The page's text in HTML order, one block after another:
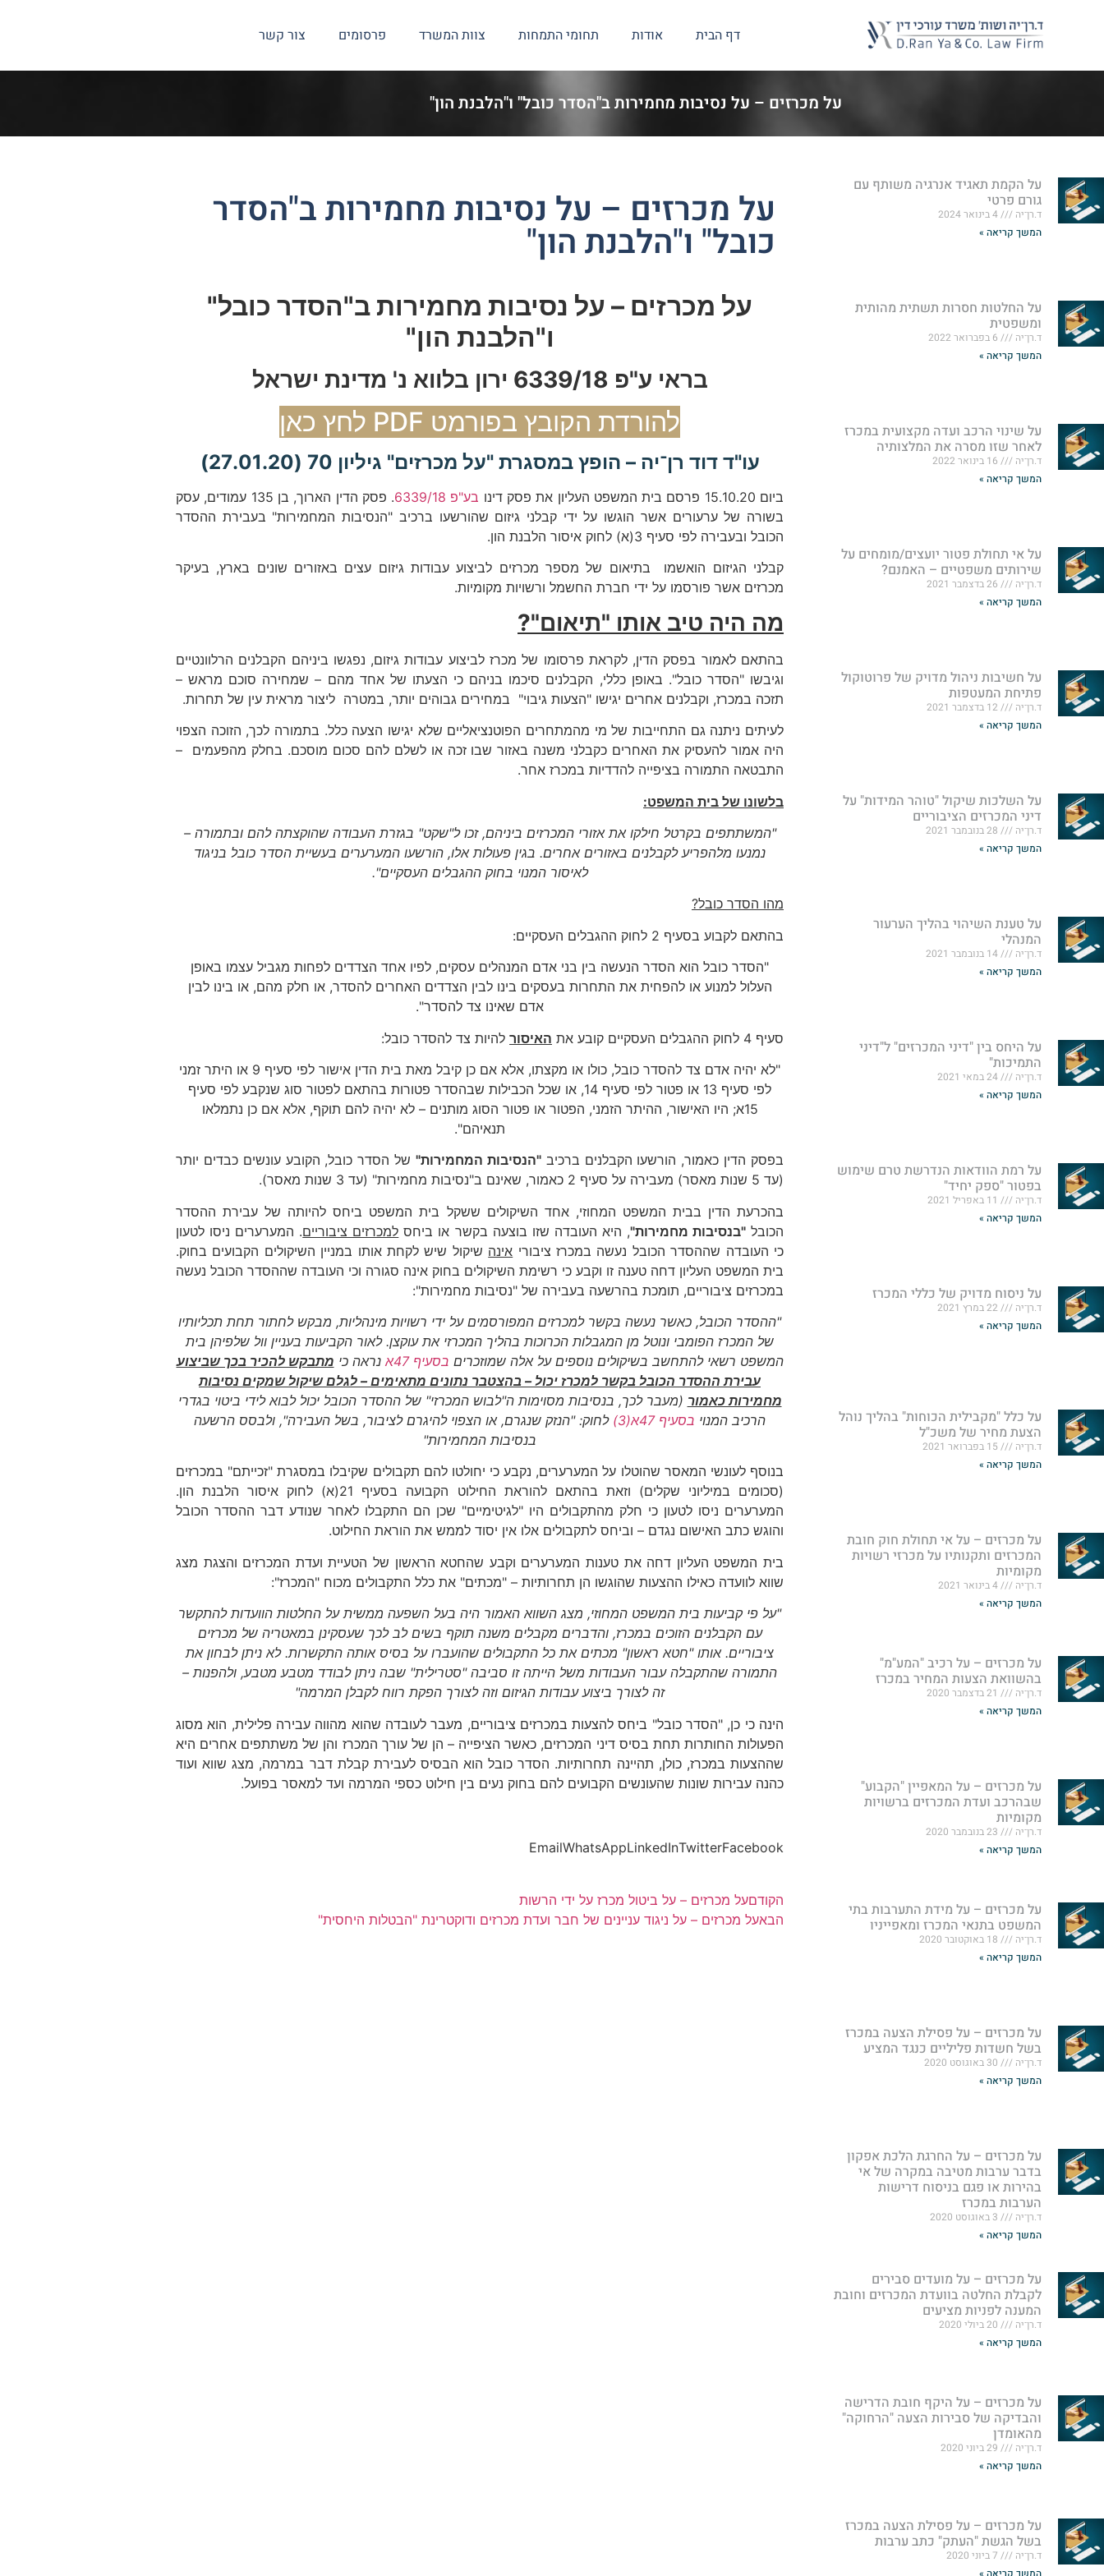
דף הבית אודות תחומי התמחות צוות המשרד פרסומים צור קשר
על מכרזים – על נסיבות מחמירות ב"הסדר כובל" ו"הלבנת הון"
על הקמת תאגיד אנרגיה משותף עם
גורם פרטי
ד.רן־יה
4 בינואר 2024
המשך קריאה »
על החלטות חסרות תשתית מהותית
ומשפטית
ד.רן־יה
המשך קריאה »
על שינוי הרכב ועדה מקצועית במכרז
לאחר שזו מסרה את המלצותיה
ד.רן־יה
המשך קריאה »
על אי תחולת פטור יועצים/מומחים על
שירותים משפטיים – האמנם?
ד.רן־יה
המשך קריאה »
על חשיבות ניהול מדויק של פרוטוקול
פתיחת המעטפות
ד.רן־יה
המשך קריאה »
על השלכות שיקול "טוהר המידות" על
דיני המכרזים הציבוריים
ד.רן־יה
המשך קריאה »
על טענת השיהוי בהליך הערעור
המנהלי
ד.רן־יה
14 בנובמבר 2021
המשך קריאה »
על היחס בין "דיני המכרזים" ל"דיני
התמיכות"
ד.רן־יה
24 במאי 2021
המשך קריאה »
על רמת הוודאות הנדרשת טרם שימוש
בפטור "ספק יחיד"
ד.רן־יה
המשך קריאה »
על ניסוח מדויק של כללי המכרז
ד.רן־יה
המשך קריאה »
על כלל "מקבילית הכוחות" בהליך נוהל
הצעת מחיר של משכ"ל
ד.רן־יה
המשך קריאה »
על מכרזים – על אי תחולת חוק חובת
המכרזים ותקנותיו על מכרזי רשויות
מקומיות
ד.רן־יה
4 בינואר 2021
המשך קריאה »
על מכרזים – על רכיב "המע"מ"
בהשוואת הצעות המחיר במכרז
ד.רן־יה
המשך קריאה »
על מכרזים – על המאפיין "הקבוע"
שבהרכב ועדת המכרזים ברשויות
מקומיות
ד.רן־יה
המשך קריאה »
על מכרזים – על מידת התערבות בתי
המשפט בתנאי המכרז ומאפייניו
ד.רן־יה
המשך קריאה »
על מכרזים – על פסילת הצעה במכרז
בשל חשדות פליליים כנגד המציע
ד.רן־יה
המשך קריאה »
על מכרזים – על החרגת הלכת אפקון
בדבר ערבות מטיבה במקרה של אי
בהירות או פגם בניסוח דרישות
הערבות במכרז
ד.רן־יה
המשך קריאה »
על מכרזים – על מועדים סבירים
לקבלת החלטה בוועדת המכרזים וחובת
המענה לפניות מציעים
ד.רן־יה
המשך קריאה »
על מכרזים – על היקף חובת הדרישה
והבדיקה של סבירות הצעה "הרחוקה"
מהאומדן
ד.רן־יה
המשך קריאה »
על מכרזים – על פסילת הצעה במכרז
בשל הגשת "העתק" כתב ערבות
ד.רן־יה
על מכרזים – על נסיבות מחמירות ב"הסדר
כובל" ו"הלבנת הון"
על מכרזים – על נסיבות מחמירות ב"הסדר כובל"
ו"הלבנת הון"
בראי ע"פ 6339/18 ירון בלווא נ' מדינת ישראל
להורדת הקובץ בפורמט PDF לחץ כאן
עו"ד דוד רן־יה – הופץ במסגרת "על מכרזים" גיליון 70 (27.01.20)
ביום 15.10.20 פרסם בית המשפט העליון את פסק דינו בע"פ 6339/18
. פסק הדין הארוך, בן 135 עמודים, עסק
בשורה של ערעורים אשר הוגשו על ידי קבלני גיזום שהורשעו ברכיב "הנסיבות המחמירות" בעבירת ההסדר
הכובל ובעבירה לפי סעיף 3(א) לחוק איסור הלבנת הון.
קבלני הגיזום הואשמו בתיאום של מספר מכרזים לביצוע עבודות גיזום עצים באזורים שונים בארץ, בעיקר
מכרזים אשר פורסמו על ידי חברת החשמל ורשויות מקומיות.
מה היה טיב אותו "תיאום"?
בהתאם לאמור בפסק הדין, לקראת פרסומו של מכרז לביצוע עבודות גיזום, נפגשו ביניהם הקבלנים הרלוונטיים
וגיבשו "הסדר כובל". באופן כללי, הקבלנים סיכמו בניהם כי הצעתו של אחד מהם – שמחירה סוכם מראש –
תזכה במכרז, וקבלנים אחרים יגישו "הצעות גיבוי" במחירים גבוהים יותר, במטרה ליצור מראית עין של תחרות.
לעיתים ניתנה גם התחייבות של מי מהמתחרים הפוטנציאליים שלא יגישו הצעה כלל. בתמורה לכך, הזוכה הצפוי
היה אמור להעסיק את האחרים כקבלני משנה באזור שבו זכה או לשלם להם סכום מוסכם. בחלק מהפעמים –
התבטאה התמורה בציפייה להדדיות במכרז אחר.
בלשונו של בית המשפט:
"המשתתפים בקרטל חילקו את אזורי המכרזים ביניהם, זכו ל"שקט" בגזרת העבודה שהוקצתה להם ובתמורה –
נמנעו מלהפריע לקבלנים באזורים אחרים. בגין פעולות אלו, הורשעו המערערים בעשיית הסדר כובל בניגוד
לאיסור המנוי בחוק ההגבלים העסקיים".
מהו הסדר כובל?
בהתאם לקבוע בסעיף 2 לחוק ההגבלים העסקיים:
"הסדר כובל הוא הסדר הנעשה בין בני אדם המנהלים עסקים, לפיו אחד הצדדים לפחות מגביל עצמו באופן
העלול למנוע או להפחית את התחרות בעסקים בינו לבין הצדדים האחרים להסדר, או חלק מהם, או בינו לבין
אדם שאינו צד להסדר".
סעיף 4 לחוק ההגבלים העסקיים קובע את
האיסורלהיות צד להסדר כובל:
"לא יהיה אדם צד להסדר כובל, כולו או מקצתו, אלא אם כן קיבל מאת בית הדין אישור לפי סעיף 9 או היתר זמני
לפי סעיף 13 או פטור לפי סעיף 14, או שכל הכבילות שבהסדר פטורות בהתאם לפטור סוג שנקבע לפי סעיף
15א; היו האישור, ההיתר הזמני, הפטור או פטור הסוג מותנים – לא יהיה להם תוקף, אלא אם כן נתמלאו
תנאיהם".
בפסק הדין כאמור, הורשעו הקבלנים ברכיב"הנסיבות המחמירות"של הסדר כובל, הקובע עונשים כבדים יותר
(עד 5 שנות מאסר) מעבירה על סעיף 2 כאמור, שאינם ב"נסיבות מחמירות" (עד 3 שנות מאסר).
בהכרעת הדין בבית המשפט המחוזי, אחד השיקולים ששקל בית המשפט ביחס להיותה של עבירת ההסדר
הכובל"בנסיבות מחמירות", היא העובדה שזו בוצעה בקשר או ביחס למכרזים ציבוריים. המערערים ניסו לטעון
כי העובדה שההסדר הכובל נעשה במכרז ציבורי אינה שיקול שיש לקחת אותו במניין השיקולים הקבועים בחוק.
בית המשפט העליון דחה טענה זו וקבע כי רשימת השיקולים בחוק אינה סגורה וכי העובדה שההסדר הכובל נעשה
במכרזים ציבוריים, תומכת בהרשעה בעבירה של "נסיבות מחמירות":
"ההסדר הכובל, כאשר נעשה בקשר למכרזים המפורסמים על ידי רשויות מינהליות, מבקש לחתור תחת תכליותיו
של המכרז הפומבי ונוטל מן המגבלות הכרוכות בהליך המכרזי את עוקצן. לאור הקביעות בעניין וול שלפיהן בית
המשפט רשאי להתחשב בשיקולים נוספים על אלה שמוזכרים בסעיף 47א נראה כי מתבקש להכיר בכך שביצוע
עבירת ההסדר הכובל בקשר למכרז יכול – בהצטבר נתונים מתאימים – לגלם שיקול שמקים נסיבות
מחמירות כאמור (מעבר לכך, בנסיבות מסוימות ה"לבוש המכרזי" של ההסדר הכובל יכול לבוא לידי ביטוי בגדרי
הרכיב המנוי בסעיף 47א(3)
לחוק: "הנזק שנגרם, או הצפוי להיגרם לציבור, בשל העבירה", ולבסס הרשעה
בנסיבות המחמירות"
בנוסף לעונשי המאסר שהוטלו על המערערים, נקבע כי יחולטו להם תקבולים שקיבלו במסגרת "זכייתם" במכרזים
(סכומים במיליוני שקלים) וזאת בהתאם להוראת החילוט הקבועה בסעיף 21(א) לחוק איסור הלבנת הון.
המערערים ניסו לטעון כי חלק מהתקבולים היו "לגיטימיים" שכן הם התקבלו לאחר שנודע דבר ההסדר הכובל
והוגש כתב האישום נגדם – וביחס לתקבולים אלו אין יסוד לממש את הוראת החילוט.
בית המשפט העליון דחה את טענות המערערים וקבע שהחטא הראשון של הטעיית ועדת המכרזים והצגת מצג
שווא לוועדה כאילו ההצעות שהוגשו הן תחרותיות – "מכתים" את כלל התקבולים מכוח "המכרז":
"על פי קביעות בית המשפט המחוזי, מצג השווא האמור היה בעל השפעה ממשית על החלטות הוועדות להתקשר
עם הקבלנים הזוכים במכרז, והדברים מקבלים משנה תוקף בשים לב לכך שעסקינן במאטריה של מכרזים
ציבוריים. אותו "חטא ראשון" מכתים את כל התקבולים שהועברו על בסיס אותה התקשרות. לא ניתן לבחון את
התמורה שהתקבלה עבור העבודות משל הייתה זו סביבה "סטרילית" שבה ניתן לבודד מטבע מטבע, ולהפנות –
זה לצורך ביצוע עבודות הגיזום וזה לצורך הפקת רווח לקבלן המרמה"
הינה כי כן, "הסדר כובל" ביחס להצעות במכרזים ציבוריים, מעבר לעובדה שהוא מהווה עבירה פלילית, הוא מסוג
הפעולות החותרות תחת בסיס דיני המכרזים, כאשר הציפייה – הן של עורך המכרז והן של משתתפים אחרים היא
שההצעות במכרז, כולן, תהיינה תחרותיות. הסדר כובל הוא הבסיס לעבירת קבלת דבר במרמה, מצג שווא ועוד
כהנה עבירות שונות שהעונשים הקבועים להם בחוק נעים בין חילוט כספי המרמה ועד למאסר בפועל.
Facebook
Twitter
LinkedIn
WhatsApp
Email
הקודםעל מכרזים – על ביטול מכרז על ידי הרשות
הבאעל מכרזים – על ניגוד עניינים של חבר ועדת מכרזים ודוקטרינת "הבטלות היחסית"